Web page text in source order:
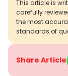
This article is
carefully
the most
standards of
Share Article